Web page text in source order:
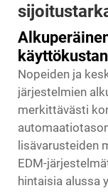
Nopeiden ja
järjestelmien
merkittävästi
lisävarusteiden
EDM-
hintaisia alussa